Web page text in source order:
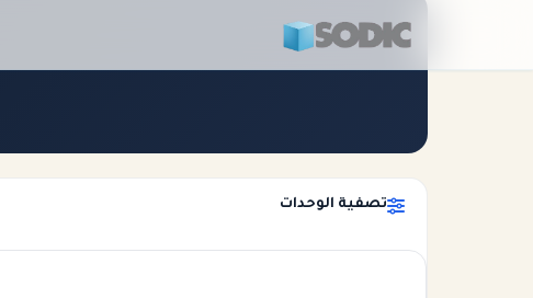
الرئيسية الوحدات
تصفية الوحدات